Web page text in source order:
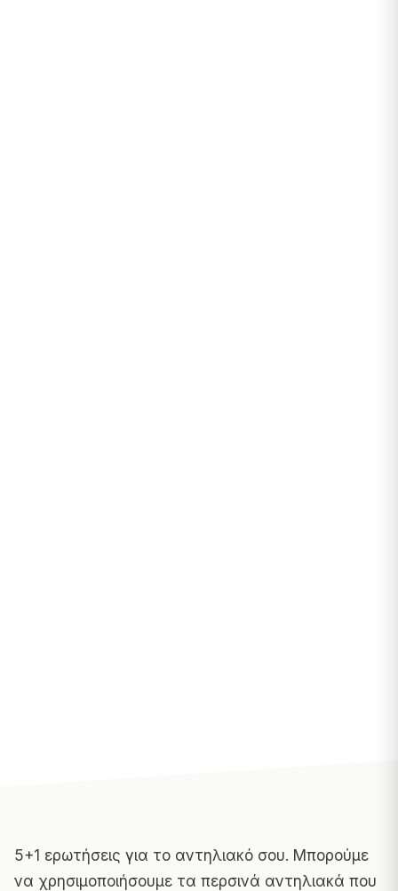
5+1 ερωτήσεις για το αντηλιακό σου. Μπορούμε
να χρησιμοποιήσουμε τα περσινά αντηλιακά που